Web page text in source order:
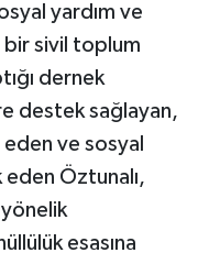
yardım ve
bir sivil toplum
dernek
destek sağlayan,
ve sosyal
Öztunalı,
esasına